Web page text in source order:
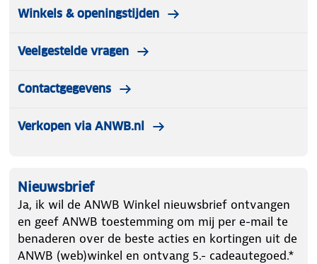
Winkels & openingstijden
Veelgestelde vragen
Contactgegevens
Verkopen via ANWB.nl
Nieuwsbrief
Ja, ik wil de ANWB Winkel nieuwsbrief ontvangen
en geef ANWB toestemming om mij per e-mail te
benaderen over de beste acties en kortingen uit de
ANWB (web)winkel en ontvang 5.- cadeautegoed.*